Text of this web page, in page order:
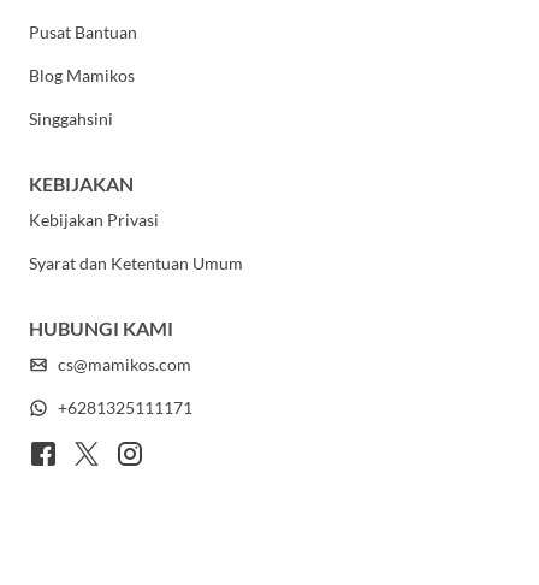
Pusat Bantuan
Blog Mamikos
Singgahsini
KEBIJAKAN
Kebijakan Privasi
Syarat dan Ketentuan Umum
HUBUNGI KAMI
cs@mamikos.com
+6281325111171